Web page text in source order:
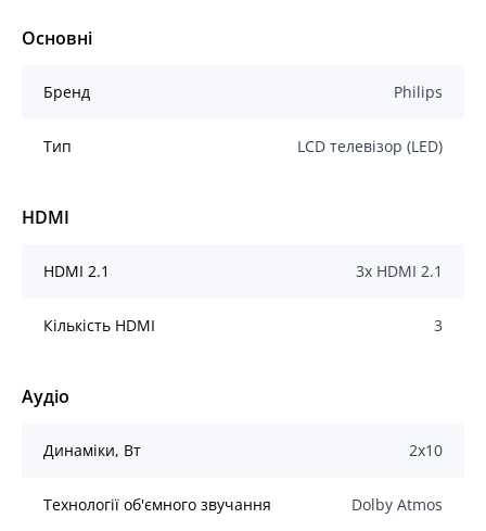
Основні
Бренд Philips
Тип LCD телевізор (LED)
HDMI
HDMI 2.1 3x HDMI 2.1
Кількість HDMI 3
Аудіо
Динаміки, Вт 2х10
Технології об'ємного звучання Dolby Atmos